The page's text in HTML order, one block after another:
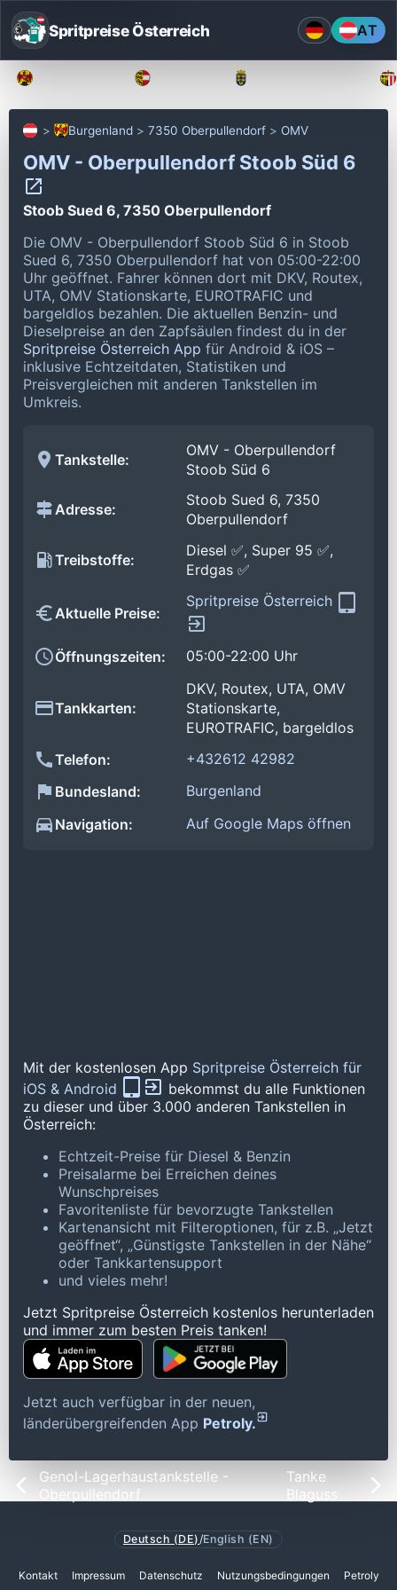
Spritpreise Österreich AT
Burgenland 7350 Oberpullendorf OMV
OMV - Oberpullendorf Stoob Süd 6
Stoob Sued 6, 7350 Oberpullendorf
Die OMV - Oberpullendorf Stoob Süd 6 in Stoob
Sued 6, 7350 Oberpullendorf hat von 05:00-22:00
Uhr geöffnet. Fahrer können dort mit DKV, Routex,
UTA, OMV Stationskarte, EUROTRAFIC und
bargeldlos bezahlen. Die aktuellen Benzin- und
Dieselpreise an den Zapfsäulen findest du in der
Spritpreise Österreich App für Android & iOS –
inklusive Echtzeitdaten, Statistiken und
Preisvergleichen mit anderen Tankstellen im
Umkreis.
Tankstelle:
OMV - Oberpullendorf
Stoob Süd 6
Adresse:
Stoob Sued 6, 7350
Oberpullendorf
Treibstoffe:
Diesel ✅, Super 95 ✅,
Erdgas ✅
Aktuelle Preise:
Spritpreise Österreich
Öffnungszeiten: 05:00-22:00 Uhr
Tankkarten:
DKV, Routex, UTA, OMV
Stationskarte,
EUROTRAFIC, bargeldlos
Telefon:
+432612 42982
Bundesland:
Burgenland
Navigation:
Auf Google Maps öffnen
Mit der kostenlosen App Spritpreise Österreich für
iOS & Android
bekommst du alle Funktionen
zu dieser und über 3.000 anderen Tankstellen in
Österreich:
Echtzeit-Preise für Diesel & Benzin
Preisalarme bei Erreichen deines
Wunschpreises
Favoritenliste für bevorzugte Tankstellen
Kartenansicht mit Filteroptionen, für z.B. „Jetzt
geöffnet“, „Günstigste Tankstellen in der Nähe“
oder Tankkartensupport
und vieles mehr!
Jetzt Spritpreise Österreich kostenlos herunterladen
und immer zum besten Preis tanken!
Jetzt auch verfügbar in der neuen,
länderübergreifenden App Petroly.
Genol-Lagerhaustankstelle -
Oberpullendorf
Tanke
Blaguss
Deutsch (DE)/English (EN)
Kontakt Impressum Datenschutz Nutzungsbedingungen Petroly